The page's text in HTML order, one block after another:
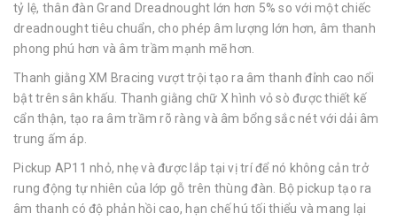
tỷ lệ, thân đàn Grand Dreadnought lớn hơn 5% so với một chiếc
dreadnought tiêu chuẩn, cho phép âm lượng lớn hơn, âm thanh
phong phú hơn và âm trầm mạnh mẽ hơn.
Thanh giằng XM Bracing vượt trội tạo ra âm thanh đỉnh cao nổi
bật trên sân khấu. Thanh giằng chữ X hình vỏ sò được thiết kế
cẩn thận, tạo ra âm trầm rõ ràng và âm bổng sắc nét với dải âm
trung ấm áp.
Pickup AP11 nhỏ, nhẹ và được lắp tại vị trí để nó không cản trở
rung động tự nhiên của lớp gỗ trên thùng đàn. Bộ pickup tạo ra
âm thanh có độ phản hồi cao, hạn chế hú tối thiểu và mang lại